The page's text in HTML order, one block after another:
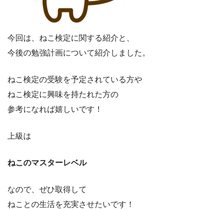
今回は、ねこ検定に関する紹介と、
今後の勉強計画について紹介しました。
ねこ検定の受験を予定されている方や
ねこ検定に興味を持たれた方の
参考になれば嬉しいです！
上級は
ねこのマスターレベル
なので、ぜひ取得して
ねことの生活を充実させたいです！